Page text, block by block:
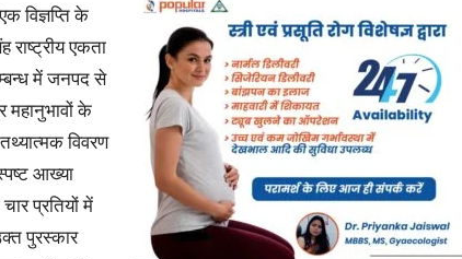
Today
Hindi
विज्ञप्ति के
राष्ट्रीय एकता
में जनपद से
महानुभावों के
विवरण
आख्या
प्रतियों में
पुरस्कार